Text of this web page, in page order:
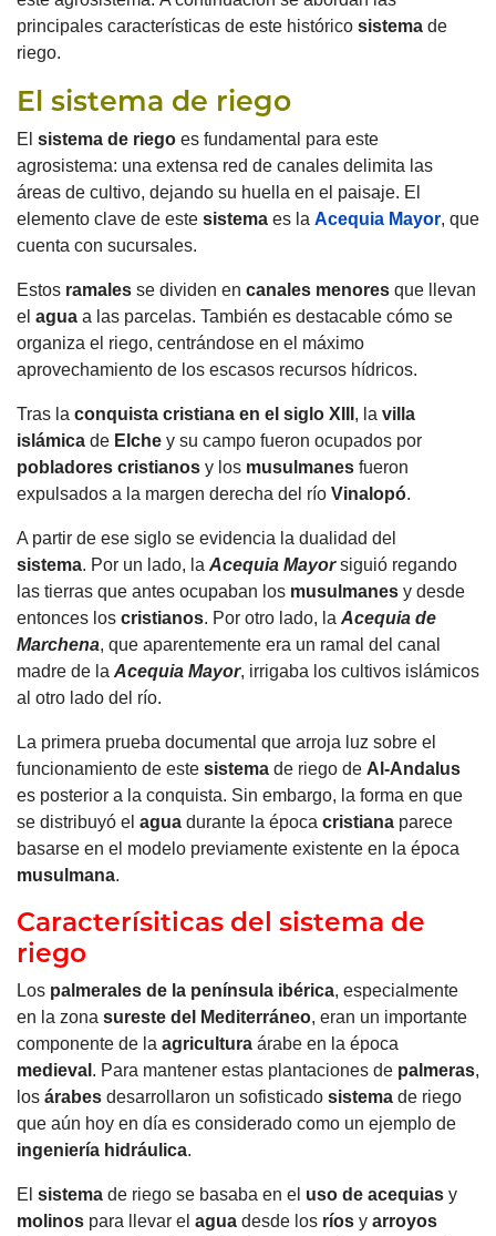
principales características de este histórico sistema de
riego.
El sistema de riego
El sistema de riego es fundamental para este
agrosistema: una extensa red de canales delimita las
áreas de cultivo, dejando su huella en el paisaje. El
elemento clave de este sistema es la Acequia Mayor, que
cuenta con sucursales.
Estos ramales se dividen en canales menores que llevan
el agua a las parcelas. También es destacable cómo se
organiza el riego, centrándose en el máximo
aprovechamiento de los escasos recursos hídricos.
Tras la conquista cristiana en el siglo XIII , la villa
islámica de Elche y su campo fueron ocupados por
pobladores cristianos y los musulmanes fueron
expulsados ​​a la margen derecha del río Vinalopó.
A partir de ese siglo se evidencia la dualidad del
sistema. Por un lado, la Acequia Mayorsiguió regando
las tierras que antes ocupaban los musulmanes y desde
entonces los cristianos. Por otro lado, la Acequia de
Marchena, que aparentemente era un ramal del canal
madre de la Acequia Mayor, irrigaba los cultivos islámicos
al otro lado del río.
La primera prueba documental que arroja luz sobre el
funcionamiento de este sistema de riego de Al-Andalus
es posterior a la conquista. Sin embargo, la forma en que
se distribuyó el agua durante la época cristiana parece
basarse en el modelo previamente existente en la época
musulmana.
Caracterísiticas del sistema de
riego
Los palmerales de la península ibérica, especialmente
en la zona sureste del Mediterráneo, eran un importante
componente de la agricultura árabe en la época
medieval . Para mantener estas plantaciones de palmeras,
los árabes desarrollaron un sofisticado sistema de riego
que aún hoy en día es considerado como un ejemplo de
ingeniería hidráulica.
El sistema de riego se basaba en el uso de acequias y
molinos para llevar el agua desde los ríos y arroyos